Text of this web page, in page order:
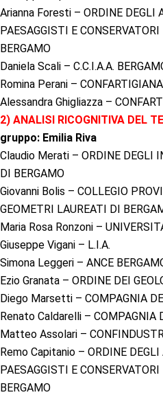
Arianna Foresti – ORDINE DEGLI
PAESAGGISTI E
BERGAMO
Daniela Scali – C.C.I.A.A.
Romina Perani –
Alessandra Ghigliazza –
2) ANALISI RICOGNITIVA DEL
gruppo: Emilia Riva
Claudio Merati – ORDINE DEGLI
DI BERGAMO
Giovanni Bolis – COLLEGIO
GEOMETRI LAUREATI DI
Maria Rosa Ronzoni –
Giuseppe Vigani – L.I.A.
Simona Leggeri – ANCE
Ezio Granata – ORDINE DEI
Diego Marsetti – COMPAGNIA
Renato Caldarelli – COMPAGNIA
Matteo Assolari –
Remo Capitanio – ORDINE
PAESAGGISTI E
BERGAMO